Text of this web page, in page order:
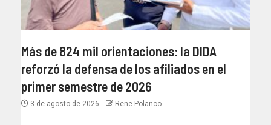
Más de 824 mil orientaciones: la DIDA
reforzó la defensa de los afiliados en el
primer semestre de 2026
3 de agosto de 2026 Rene Polanco